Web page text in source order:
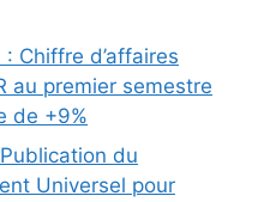
Chiffre d’affaires
au premier semestre
de +9%
Publication du
Universel pour